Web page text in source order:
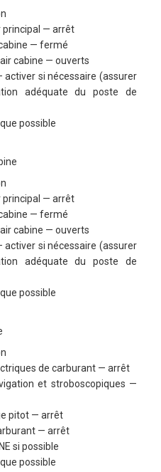
principal — arrêt
— fermé
cabine — ouverts
activer si nécessaire (assurer
adéquate du poste de
possible
principal — arrêt
— fermé
cabine — ouverts
activer si nécessaire (assurer
adéquate du poste de
possible
de carburant — arrêt
et stroboscopiques —
pitot — arrêt
— arrêt
si possible
possible